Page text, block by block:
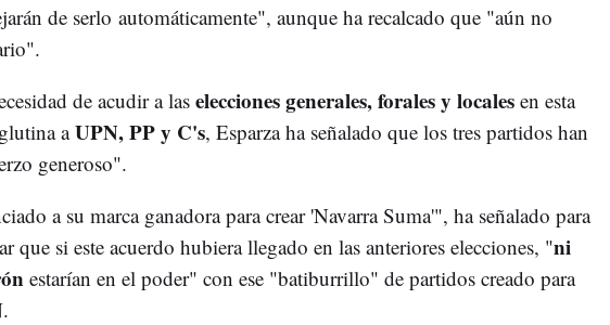
de serlo automáticamente", aunque ha recalcado que "aún no
de acudir a laselecciones generales, forales y localesen esta
aUPN, PP y C's, Esparza ha señalado que los tres partidos han
generoso".
a su marca ganadora para crear 'Navarra Suma'", ha señalado para
que si este acuerdo hubiera llegado en las anteriores elecciones, "ni
estarían en el poder" con ese "batiburrillo" de partidos creado para
.